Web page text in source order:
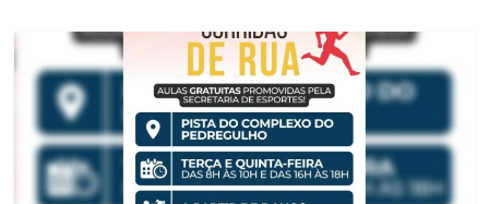
Guaratinguetá
Prefeitura
Estância
Turística
Guaratinguetá